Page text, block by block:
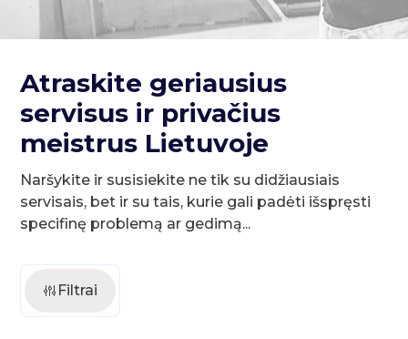
Atraskite geriausius
servisus ir privačius
meistrus Lietuvoje
Naršykite ir susisiekite ne tik su didžiausiais
servisais, bet ir su tais, kurie gali padėti išspręsti
specifinę problemą ar gedimą...
Filtrai